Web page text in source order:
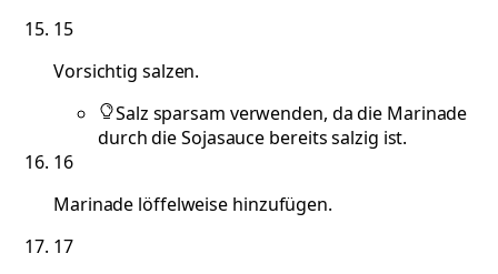
15
Vorsichtig salzen.
Salz sparsam verwenden, da die Marinade
durch die Sojasauce bereits salzig ist.
16
Marinade löffelweise hinzufügen.
17